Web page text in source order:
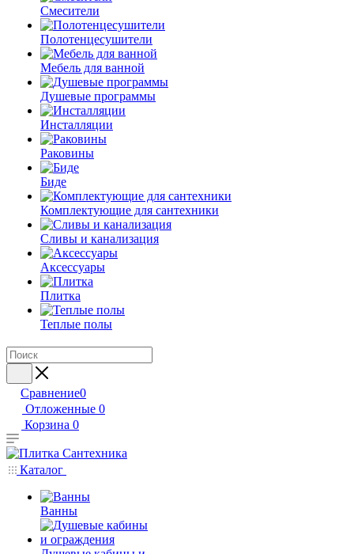
Смесители
Полотенцесушители
Мебель для ванной
Душевые программы
Инсталляции
Раковины
Биде
Комплектующие для сантехники
Сливы и канализация
Аксессуары
Плитка
Теплые полы
Сравнение0
Отложенные 0
Корзина 0
Каталог
Ванны